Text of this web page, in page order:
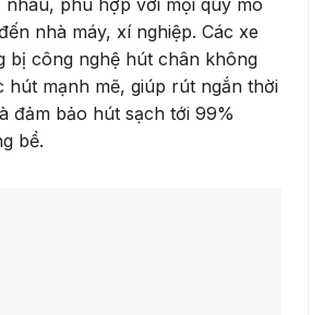
phù hợp với mọi quy mô
nhà máy, xí nghiệp. Các xe
bị công nghệ hút chân không
hút mạnh mẽ, giúp rút ngắn thời
đảm bảo hút sạch tới 99%
bể.